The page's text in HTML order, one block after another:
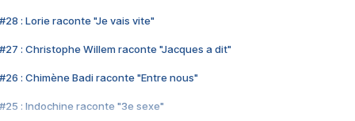
#28 : Lorie raconte "Je vais vite"
#27 : Christophe Willem raconte "Jacques a dit"
#26 : Chimène Badi raconte "Entre nous"
#25 : Indochine raconte "3e sexe"